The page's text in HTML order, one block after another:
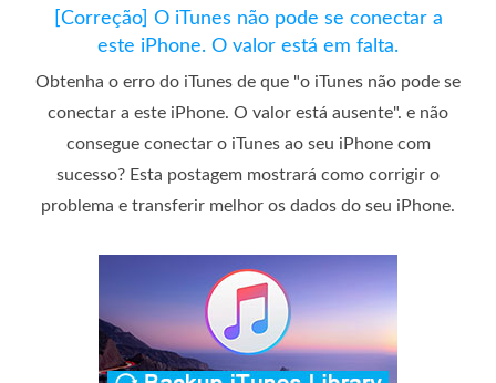
[Correção] O iTunes não pode se conectar a
este iPhone. O valor está em falta.
Obtenha o erro do iTunes de que "o iTunes não pode se
conectar a este iPhone. O valor está ausente". e não
consegue conectar o iTunes ao seu iPhone com
sucesso? Esta postagem mostrará como corrigir o
problema e transferir melhor os dados do seu iPhone.